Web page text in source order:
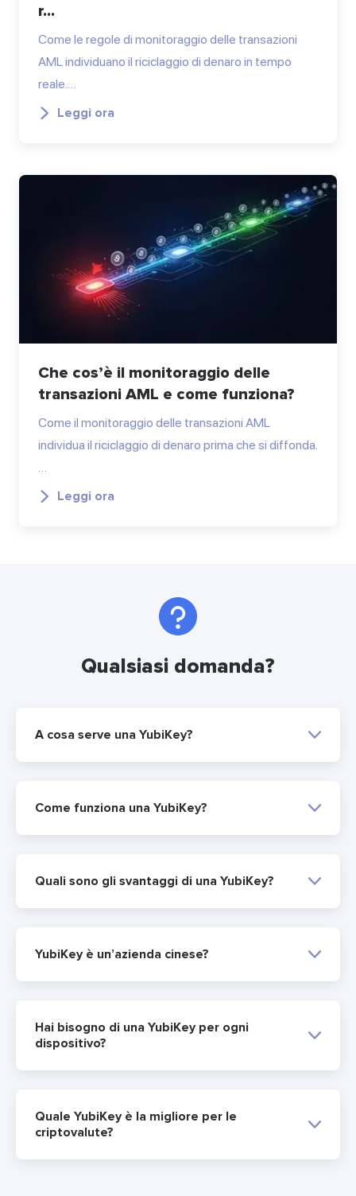
r...
Come le regole di monitoraggio delle transazioni
AML individuano il riciclaggio di denaro in tempo
reale.…
Leggi ora
Che cos’è il monitoraggio delle
transazioni AML e come funziona?
Come il monitoraggio delle transazioni AML
individua il riciclaggio di denaro prima che si diffonda.
…
Leggi ora
Qualsiasi domanda?
A cosa serve una YubiKey?
Come funziona una YubiKey?
Quali sono gli svantaggi di una YubiKey?
YubiKey è un’azienda cinese?
Hai bisogno di una YubiKey per ogni
dispositivo?
Quale YubiKey è la migliore per le
criptovalute?